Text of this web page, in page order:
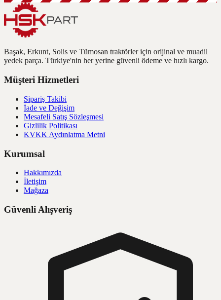
Başak, Erkunt, Solis ve Tümosan traktörler için orijinal ve muadil
yedek parça. Türkiye'nin her yerine güvenli ödeme ve hızlı kargo.
Müşteri Hizmetleri
Sipariş Takibi
İade ve Değişim
Mesafeli Satış Sözleşmesi
Gizlilik Politikası
KVKK Aydınlatma Metni
Kurumsal
Hakkımızda
İletişim
Mağaza
Güvenli Alışveriş